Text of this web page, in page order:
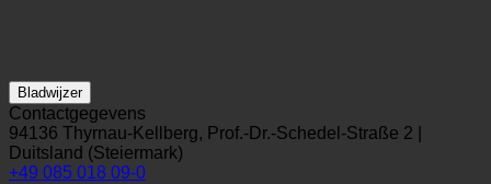
Bladwijzer
Contactgegevens